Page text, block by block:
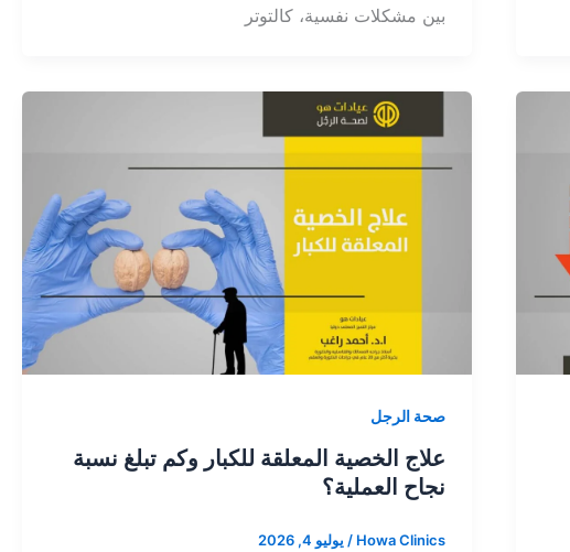
بين مشكلات نفسية، كالتوتر
صحة الرجل
علاج الخصية المعلقة للكبار وكم تبلغ نسبة
نجاح العملية؟
Howa Clinics
/ يوليو 4, 2026